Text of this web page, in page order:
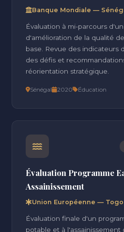
Banque Mondiale —
Évaluation à mi-parcours
d'amélioration de la qualité
base. Revue des indicateurs
des défis et
réorientation stratégique.
Sénégal 2020 Éducation
Évaluation Programme
Assainissement
Union Européenne — Togo
Évaluation finale d'un
potable et à l'assainissement